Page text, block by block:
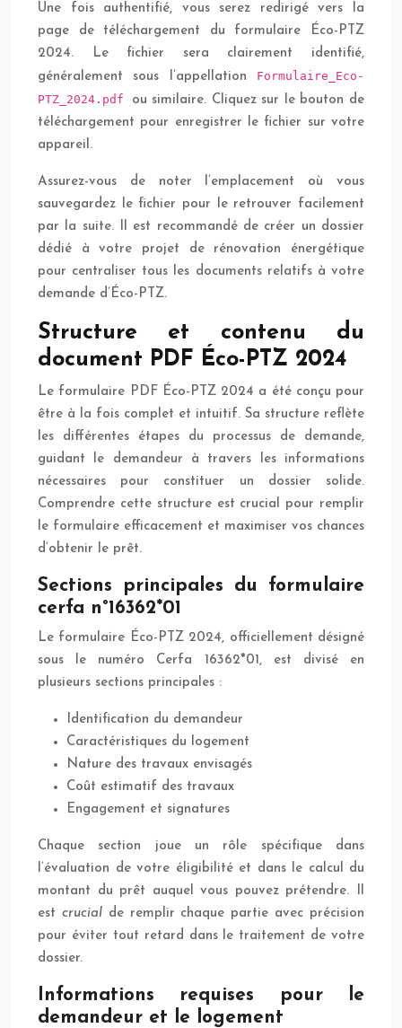
Une fois authentifié, vous serez redirigé vers la
page de téléchargement du formulaire Éco-PTZ
2024. Le fichier sera clairement identifié,
généralement sous l’appellation Formulaire_Eco-
PTZ_2024.pdf ou similaire. Cliquez sur le bouton de
téléchargement pour enregistrer le fichier sur votre
appareil.
Assurez-vous de noter l’emplacement où vous
sauvegardez le fichier pour le retrouver facilement
par la suite. Il est recommandé de créer un dossier
dédié à votre projet de rénovation énergétique
pour centraliser tous les documents relatifs à votre
demande d’Éco-PTZ.
Structure et contenu du
document PDF Éco-PTZ 2024
Le formulaire PDF Éco-PTZ 2024 a été conçu pour
être à la fois complet et intuitif. Sa structure reflète
les différentes étapes du processus de demande,
guidant le demandeur à travers les informations
nécessaires pour constituer un dossier solide.
Comprendre cette structure est crucial pour remplir
le formulaire efficacement et maximiser vos chances
d’obtenir le prêt.
Sections principales du formulaire
cerfa n°16362*01
Le formulaire Éco-PTZ 2024, officiellement désigné
sous le numéro Cerfa 16362*01, est divisé en
plusieurs sections principales :
Identification du demandeur
Caractéristiques du logement
Nature des travaux envisagés
Coût estimatif des travaux
Engagement et signatures
Chaque section joue un rôle spécifique dans
l’évaluation de votre éligibilité et dans le calcul du
montant du prêt auquel vous pouvez prétendre. Il
est crucial de remplir chaque partie avec précision
pour éviter tout retard dans le traitement de votre
dossier.
Informations requises pour le
demandeur et le logement